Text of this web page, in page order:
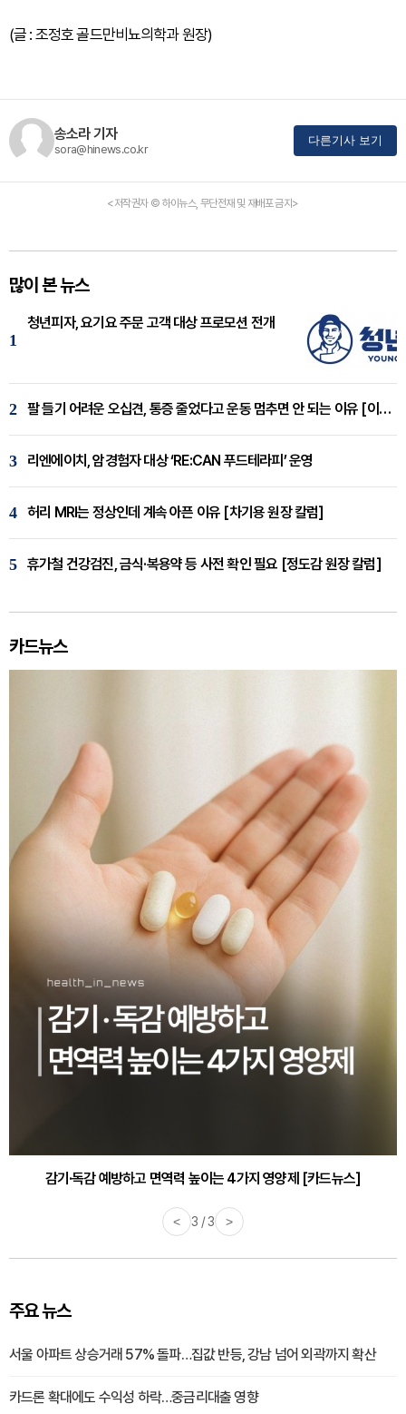
(글 : 조정호 골드만비뇨의학과 원장)
송소라 기자
sora@hinews.co.kr
다른기사 보기
<저작권자 © 하이뉴스, 무단전재 및 재배포 금지>
많이 본 뉴스
1
청년피자, 요기요 주문 고객 대상 프로모션 전개
2 팔 들기 어려운 오십견, 통증 줄었다고 운동 멈추면 안 되는 이유 [이병욱 원장 칼럼]
3 리엔에이치, 암경험자 대상 ‘RE:CAN 푸드테라피’ 운영
4 허리 MRI는 정상인데 계속 아픈 이유 [차기용 원장 칼럼]
5 휴가철 건강검진, 금식·복용약 등 사전 확인 필요 [정도감 원장 칼럼]
카드뉴스
감기·독감 예방하고 면역력 높이는 4가지 영양제 [카드뉴스]
< 3 / 3 >
주요 뉴스
서울 아파트 상승거래 57% 돌파…집값 반등, 강남 넘어 외곽까지 확산
카드론 확대에도 수익성 하락…중금리대출 영향